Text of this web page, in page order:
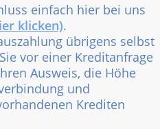
einfach hier bei uns
klicken).
übrigens selbst
vor einer Kreditanfrage
Ausweis, die Höhe
und
Krediten